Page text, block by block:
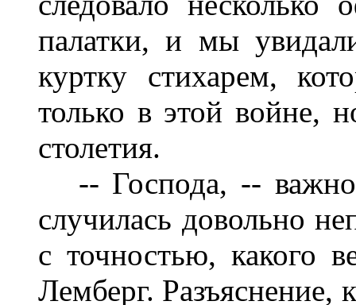
палатки, и мы
куртку стихарем,
только в этой войне,
столетия.
-- Господа, -- важно
случилась довольно
с точностью, какого
Лемберг. Разъяснение,